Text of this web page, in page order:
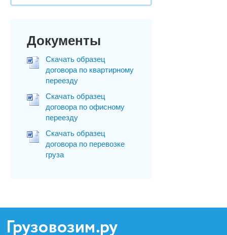
Документы
Скачать образец
договора по квартирному
переезду
Скачать образец
договора по офисному
переезду
Скачать образец
договора по перевозке
груза